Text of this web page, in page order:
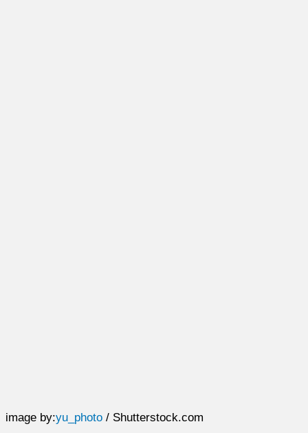
image by:yu_photo / Shutterstock.com